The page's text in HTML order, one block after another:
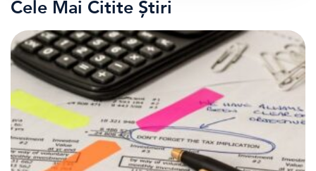
Cele Mai Citite Știri